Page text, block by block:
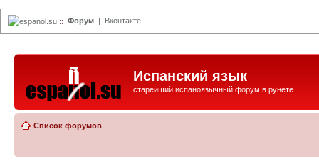
espanol.su :: Форум | Вконтакте
Испанский язык
старейший испаноязычный форум в рунете
Список форумов